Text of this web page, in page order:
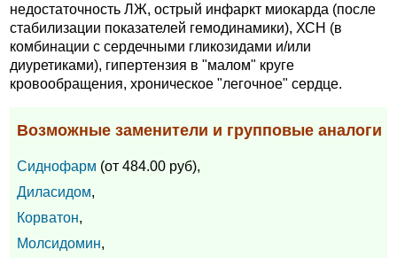
недостаточность ЛЖ, острый инфаркт миокарда (после
стабилизации показателей гемодинамики), ХСН (в
комбинации с сердечными гликозидами и/или
диуретиками), гипертензия в "малом" круге
кровообращения, хроническое "легочное" сердце.
Возможные заменители и групповые аналоги
Сиднофарм (от 484.00 руб),
Диласидом,
Корватон,
Молсидомин,